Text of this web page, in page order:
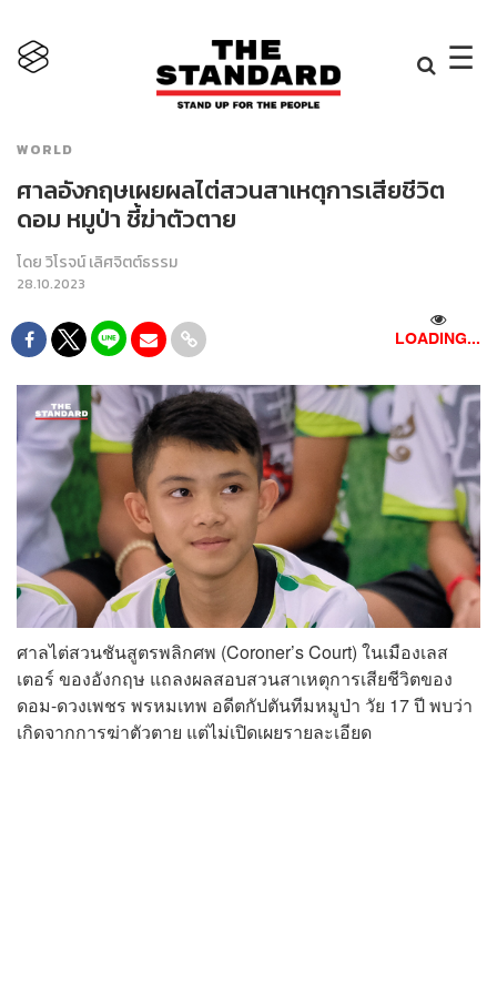
☰
WORLD
ศาลอังกฤษเผยผลไต่สวนสาเหตุการเสียชีวิต
ดอม หมูป่า ชี้ฆ่าตัวตาย
โดยวิโรจน์ เลิศจิตต์ธรรม
28.10.2023
LOADING...
ศาลไต่สวนชันสูตรพลิกศพ (Coroner’s Court) ในเมืองเลส
เตอร์ ของอังกฤษ แถลงผลสอบสวนสาเหตุการเสียชีวิตของ
ดอม-ดวงเพชร พรหมเทพ อดีตกัปตันทีมหมูป่า วัย 17 ปี พบว่า
เกิดจากการฆ่าตัวตาย แต่ไม่เปิดเผยรายละเอียด